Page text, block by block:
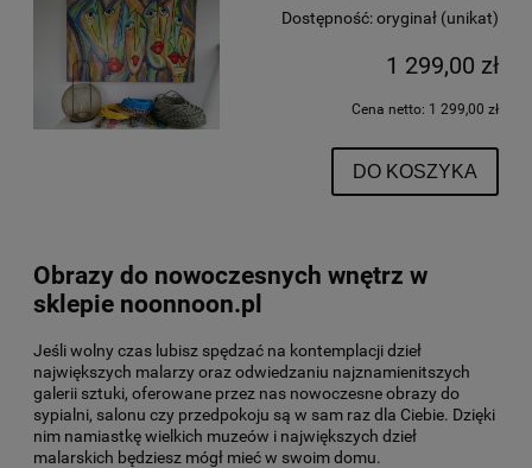
Dostępność:oryginał (unikat)
1 299,00 zł
Cena netto: 1 299,00 zł
DO KOSZYKA
Obrazy do nowoczesnych wnętrz w
sklepie noonnoon.pl
Jeśli wolny czas lubisz spędzać na kontemplacji dzieł
największych malarzy oraz odwiedzaniu najznamienitszych
galerii sztuki, oferowane przez nas nowoczesne obrazy do
sypialni, salonu czy przedpokoju są w sam raz dla Ciebie. Dzięki
nim namiastkę wielkich muzeów i największych dzieł
malarskich będziesz mógł mieć w swoim domu.